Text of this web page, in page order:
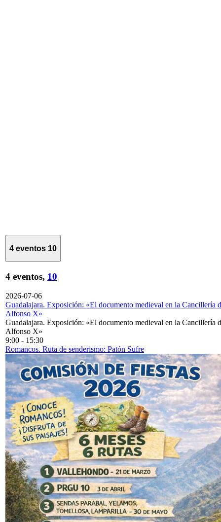
4 eventos 10
4 eventos, 10
2026-07-06
Guadalajara. Exposición: «El documento medieval en la Cancillería
Alfonso X»
Guadalajara. Exposición: «El documento medieval en la Cancillería
Alfonso X»
9:00 - 15:30
Romancos. Ruta de senderismo: Patón Sufre